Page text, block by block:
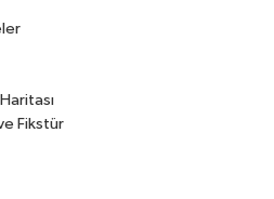
Fikstür